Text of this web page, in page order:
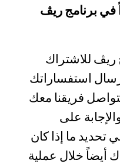
برنامج ريڤ
للاشتراك
استفساراتك
فريقنا معك
على
ما إذا كان
أيضاً خلال عملية